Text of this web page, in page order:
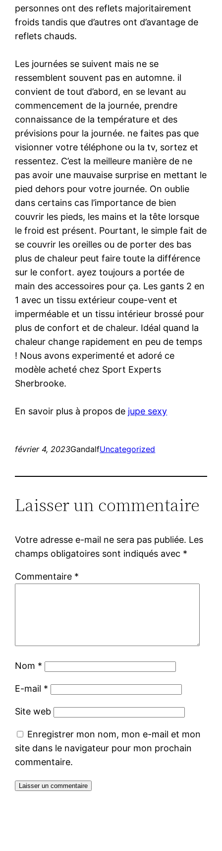
personnes ont des reflets majoritairement
froids tandis que d’autres ont d’avantage de
reflets chauds.
Les journées se suivent mais ne se
ressemblent souvent pas en automne. il
convient de tout d’abord, en se levant au
commencement de la journée, prendre
connaissance de la température et des
prévisions pour la journée. ne faites pas que
visionner votre téléphone ou la tv, sortez et
ressentez. C’est la meilleure manière de ne
pas avoir une mauvaise surprise en mettant le
pied dehors pour votre journée. On oublie
dans certains cas l’importance de bien
couvrir les pieds, les mains et la tête lorsque
le froid est présent. Pourtant, le simple fait de
se couvrir les oreilles ou de porter des bas
plus de chaleur peut faire toute la différence
sur le confort. ayez toujours a portée de
main des accessoires pour ça. Les gants 2 en
1 avec un tissu extérieur coupe-vent et
imperméable et un tissu intérieur brossé pour
plus de confort et de chaleur. Idéal quand la
chaleur change rapidement en peu de temps
! Nous avons experimenté et adoré ce
modèle acheté chez Sport Experts
Sherbrooke.
En savoir plus à propos de jupe sexy
février 4, 2023GandalfUncategorized
Laisser un commentaire
Votre adresse e-mail ne sera pas publiée. Les
champs obligatoires sont indiqués avec *
Commentaire *
Nom *
E-mail *
Site web
Enregistrer mon nom, mon e-mail et mon
site dans le navigateur pour mon prochain
commentaire.